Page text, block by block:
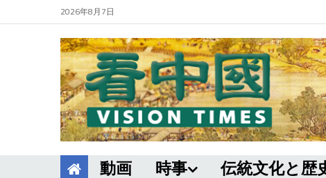
2026年8月7日
動画 時事 伝統文化と歴